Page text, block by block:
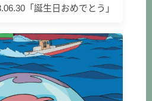
「誕生日おめでとう」